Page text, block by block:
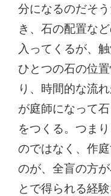
分になるのだそ
き、石の配置な
入ってくるが、
ひとつの石の位
り、時間的な流
が庭師になって
をつくる。つま
のではなく、作
のが、全盲の方
とで得られる経